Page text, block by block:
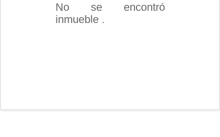
No se encontró
inmueble .